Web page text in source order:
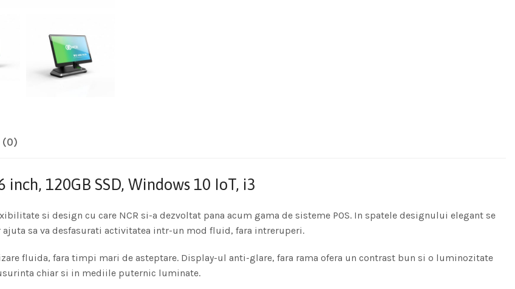
(0)
inch, 120GB SSD, Windows 10 IoT, i3
si design cu care NCR si-a dezvoltat pana acum gama de sisteme POS. In spatele designului elegant se
ajuta sa va desfasurati activitatea intr-un mod fluid, fara intreruperi.
fluida, fara timpi mari de asteptare. Display-ul anti-glare, fara rama ofera un contrast bun si o luminozitate
chiar si in mediile puternic luminate.